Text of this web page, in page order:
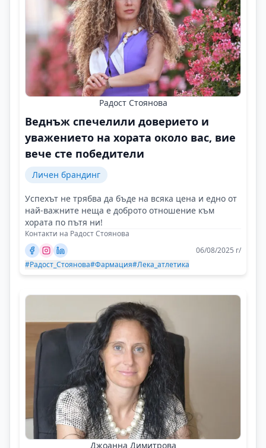
Радост Стоянова
Веднъж спечелили доверието и
уважението на хората около вас, вие
вече сте победители
Личен брандинг
Успехът не трябва да бъде на всяка цена и едно от
най-важните неща е доброто отношение към
хората по пътя ни!
Контакти на Радост Стоянова
06/08/2025 г/
#Радост_Стоянова#Фармация#Лека_атлетика
Джоанна Димитрова